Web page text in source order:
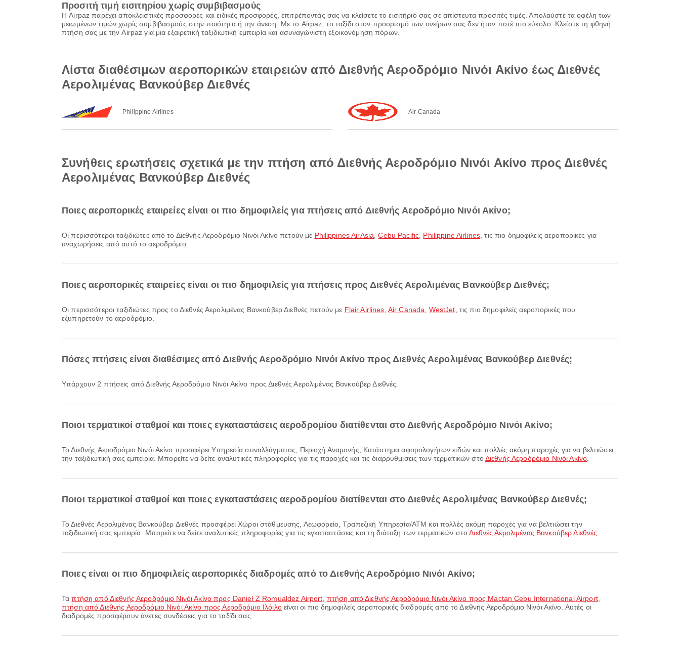
Προσιτή τιμή εισιτηρίου χωρίς συμβιβασμούς
Η Airpaz παρέχει αποκλειστικές προσφορές και ειδικές προσφορές, επιτρέποντάς σας να κλείσετε το εισιτήριό σας σε απίστευτα προσιτές τιμές. Απολαύστε τα οφέλη των
μειωμένων τιμών χωρίς συμβιβασμούς στην ποιότητα ή την άνεση. Με το Airpaz, το ταξίδι στον προορισμό των ονείρων σας δεν ήταν ποτέ πιο εύκολο. Κλείστε τη φθηνή
πτήση σας με την Airpaz για μια εξαιρετική ταξιδιωτική εμπειρία και ασυναγώνιστη εξοικονόμηση πόρων.
Λίστα διαθέσιμων αεροπορικών εταιρειών από Διεθνής Αεροδρόμιο Νινόι Ακίνο έως Διεθνές
Αερολιμένας Βανκούβερ Διεθνές
Philippine Airlines Air Canada
Συνήθεις ερωτήσεις σχετικά με την πτήση από Διεθνής Αεροδρόμιο Νινόι Ακίνο προς Διεθνές
Αερολιμένας Βανκούβερ Διεθνές
Ποιες αεροπορικές εταιρείες είναι οι πιο δημοφιλείς για πτήσεις από Διεθνής Αεροδρόμιο Νινόι Ακίνο;
Οι περισσότεροι ταξιδιώτες από το Διεθνής Αεροδρόμιο Νινόι Ακίνο πετούν με Philippines AirAsia ,Cebu Pacific Philippine Airlines , τις πιο δημοφιλείς αεροπορικές για
αναχωρήσεις από αυτό το αεροδρόμιο.
Ποιες αεροπορικές εταιρείες είναι οι πιο δημοφιλείς για πτήσεις προς Διεθνές Αερολιμένας Βανκούβερ Διεθνές;
Οι περισσότεροι ταξιδιώτες προς το Διεθνές Αερολιμένας Βανκούβερ Διεθνές πετούν με Flair Airlines Air Canada WestJet , τις πιο δημοφιλείς αεροπορικές που
εξυπηρετούν το αεροδρόμιο.
Πόσες πτήσεις είναι διαθέσιμες από Διεθνής Αεροδρόμιο Νινόι Ακίνο προς Διεθνές Αερολιμένας Βανκούβερ Διεθνές;
Υπάρχουν 2 πτήσεις από Διεθνής Αεροδρόμιο Νινόι Ακίνο προς Διεθνές Αερολιμένας Βανκούβερ Διεθνές.
Ποιοι τερματικοί σταθμοί και ποιες εγκαταστάσεις αεροδρομίου διατίθενται στο Διεθνής Αεροδρόμιο Νινόι Ακίνο;
Το Διεθνής Αεροδρόμιο Νινόι Ακίνο προσφέρει Υπηρεσία συναλλάγματος, Περιοχή Αναμονής, Κατάστημα αφορολογήτων ειδών και πολλές ακόμη παροχές για να βελτιώσει
την ταξιδιωτική σας εμπειρία. Μπορείτε να δείτε αναλυτικές πληροφορίες για τις παροχές και τις διαρρυθμίσεις των τερματικών στοΔιεθνής Αεροδρόμιο Νινόι Ακίνο
Ποιοι τερματικοί σταθμοί και ποιες εγκαταστάσεις αεροδρομίου διατίθενται στο Διεθνές Αερολιμένας Βανκούβερ Διεθνές;
Το Διεθνές Αερολιμένας Βανκούβερ Διεθνές προσφέρει Χώροι στάθμευσης, Λεωφορείο, Τραπεζική Υπηρεσία/ΑΤΜ και πολλές ακόμη παροχές για να βελτιώσει την
ταξιδιωτική σας εμπειρία. Μπορείτε να δείτε αναλυτικές πληροφορίες για τις εγκαταστάσεις και τη διάταξη των τερματικών στοΔιεθνές Αερολιμένας Βανκούβερ Διεθνές
Ποιες είναι οι πιο δημοφιλείς αεροπορικές διαδρομές από το Διεθνής Αεροδρόμιο Νινόι Ακίνο;
Ταπτήση από Διεθνής Αεροδρόμιο Νινόι Ακίνο προς Daniel Z Romualdez Airport πτήση από Διεθνής Αεροδρόμιο Νινόι Ακίνο προς Mactan Cebu International Airport,
πτήση από Διεθνής Αεροδρόμιο Νινόι Ακίνο προς Αεροδρόμιο Ιλόιλοείναι οι πιο δημοφιλείς αεροπορικές διαδρομές από το Διεθνής Αεροδρόμιο Νινόι Ακίνο. Αυτές οι
διαδρομές προσφέρουν άνετες συνδέσεις για το ταξίδι σας.